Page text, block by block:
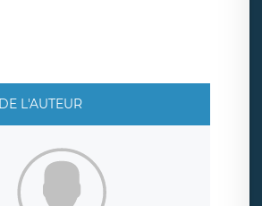
Senghor, joignable à l’adresse mail :
Vous avez
d’introduire une réclamation auprès
contrôle.
L'AUTEUR